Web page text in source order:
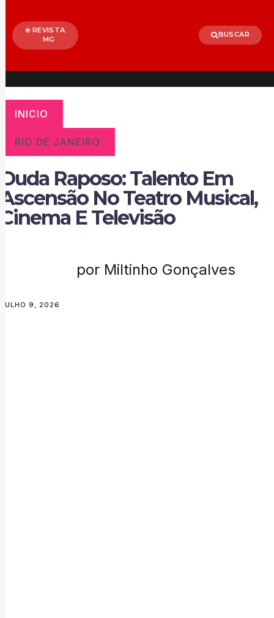
REVISTA
MG
BUSCAR
INICIO
RIO DE JANEIRO
Duda Raposo: Talento Em
Ascensão No Teatro Musical,
Cinema E Televisão
por Miltinho Gonçalves
JULHO 9, 2026